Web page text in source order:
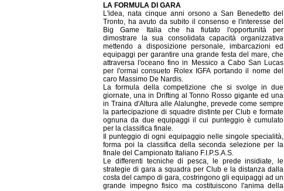
LA FORMULA DI GARA
L'idea, nata cinque anni orsono a San Benedetto del
Tronto, ha avuto da subito il consenso e l'interesse del
Big Game Italia che ha fiutato l'opportunità per
dimostrare la sua consolidata capacità organizzativa
mettendo a disposizione personale, imbarcazioni ed
equipaggi per garantire una grande festa del mare, che
attraversa l'oceano fino in Messico a Cabo San Lucas
per l'ormai consueto Rolex IGFA portando il nome del
caro Massimo De Nardis.
La formula della competizione che si svolge in due
giornate, una in Drifting al Tonno Rosso gigante ed una
in Traina d'Altura alle Alalunghe, prevede come sempre
la partecipazione di squadre distinte per Club e formate
ognuna da due equipaggi il cui punteggio è cumulato
per la classifica finale.
Il punteggio di ogni equipaggio nelle singole specialità,
forma poi la classifica della seconda selezione per la
finale del Campionato Italiano F.I.P.S.A.S.
Le differenti tecniche di pesca, le prede insidiate, le
strategie di gara a squadra per Club e la distanza dalla
costa del campo di gara, costringono gli equipaggi ad un
grande impegno fisico ma costituiscono l'anima della